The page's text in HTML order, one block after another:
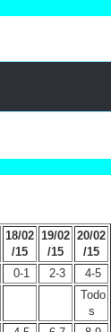
18/02
/15
19/02
/15
20/02
/15
0-1 2-3 4-5
Todo
s